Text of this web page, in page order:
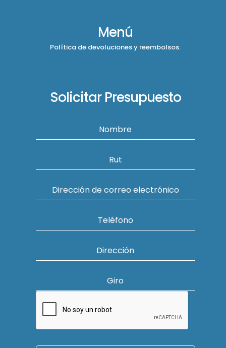
Menú
Política de devoluciones y reembolsos.
Solicitar Presupuesto
Nombre
Rut
Dirección de correo electrónico
Teléfono
Dirección
Giro